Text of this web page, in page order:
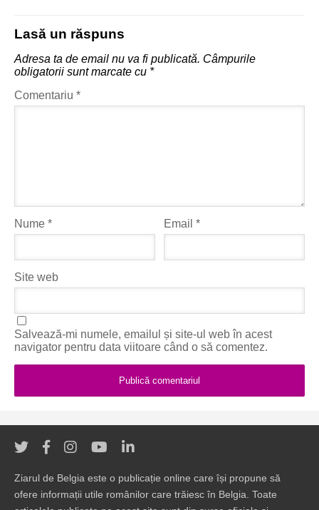
Lasă un răspuns
Adresa ta de email nu va fi publicată. Câmpurile
obligatorii sunt marcate cu *
Comentariu *
Nume * Email*
Site web
Salvează-mi numele, emailul și site-ul web în acest
navigator pentru data viitoare când o să comentez.
Ziarul de Belgia este o publicație online care își propune să
ofere informații utile românilor care trăiesc în Belgia. Toate